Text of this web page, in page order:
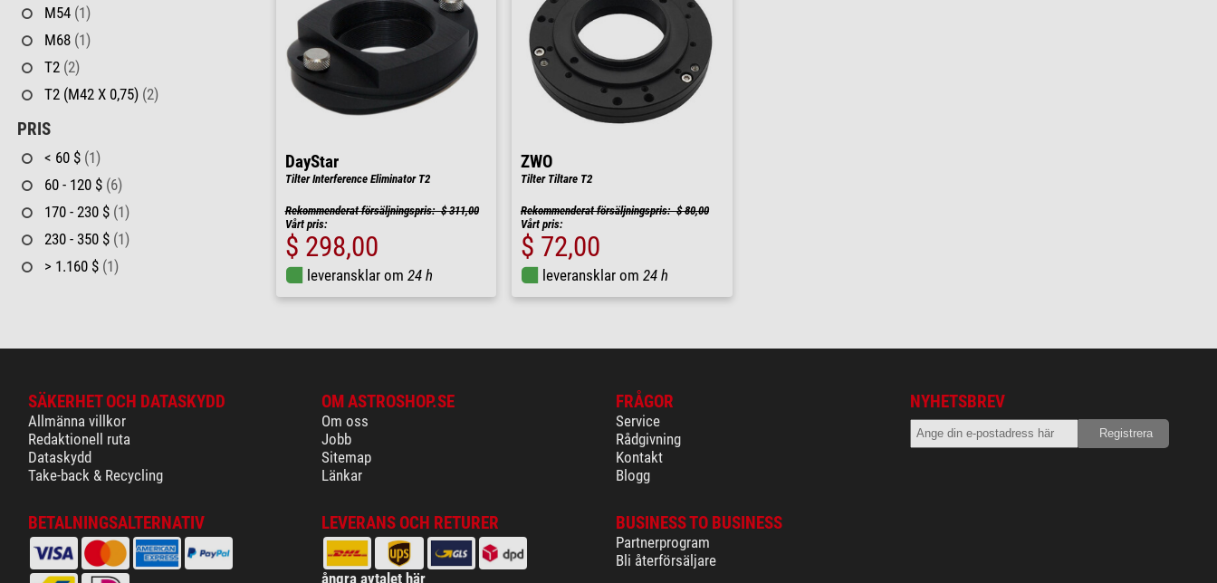
M54 (1)
M68 (1)
T2 (2)
T2 (M42 X 0,75) (2)
PRIS
< 60 $ (1)
60 - 120 $ (6)
170 - 230 $ (1)
230 - 350 $ (1)
> 1.160 $ (1)
DayStar
Tilter Interference Eliminator T2
Rekommenderat försäljningspris: $ 311,00
Vårt pris:
$ 298,00
leveransklar om 24 h
ZWO
Tilter Tiltare T2
Rekommenderat försäljningspris: $ 80,00
Vårt pris:
$ 72,00
leveransklar om 24 h
SÄKERHET OCH DATASKYDD
Allmänna villkor
Redaktionell ruta
Dataskydd
Take-back & Recycling
OM ASTROSHOP.SE
Om oss
Jobb
Sitemap
Länkar
FRÅGOR
Service
Rådgivning
Kontakt
Blogg
NYHETSBREV
BETALNINGSALTERNATIV LEVERANS OCH RETURER
ångra avtalet här
BUSINESS TO BUSINESS
Partnerprogram
Bli återförsäljare